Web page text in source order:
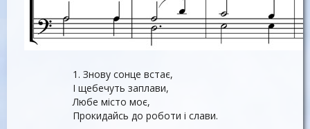
1. Знову сонце встає,
І щебечуть заплави,
Любе місто моє,
Прокидайсь до роботи і слави.